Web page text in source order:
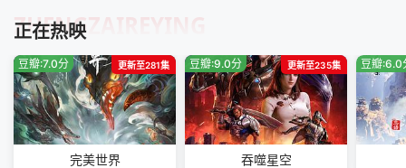
正在热映
ZHENGZAIREYING
更新至281集
豆瓣:7.0分
完美世界
更新至235集
豆瓣:9.0分
吞噬星空
豆瓣:6.0